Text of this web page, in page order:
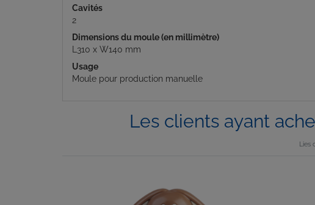
Cavités
2
Dimensions du moule (en millimètre)
L310 x W140 mm
Usage
Moule pour production manuelle
Les clients ayant
Lies